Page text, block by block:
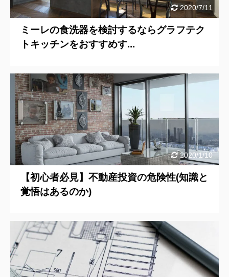
2020/7/11
ミーレの食洗器を検討するならグラフテク
トキッチンをおすすめす...
2020/1/10
【初心者必見】不動産投資の危険性(知識と
覚悟はあるのか)